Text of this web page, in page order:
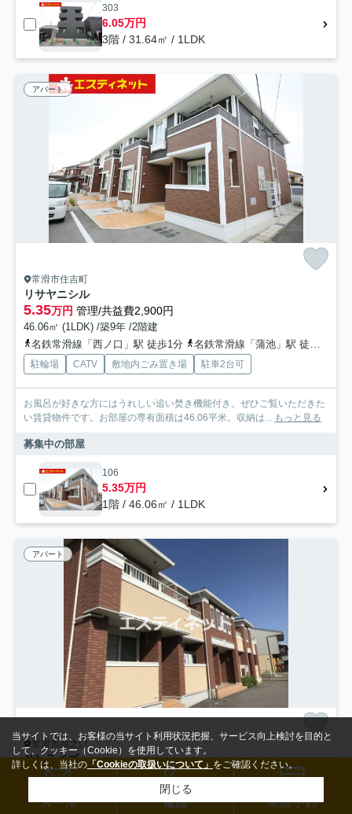
303
6.05万円
3階 / 31.64㎡ / 1LDK
アパート
常滑市住吉町
リサヤニシル
5.35万円 管理/共益費2,900円
46.06㎡ (1LDK) /築9年 /2階建
名鉄常滑線「西ノ口」駅 徒歩1分
名鉄常滑線「蒲池」駅 徒歩16分
駐輪場 CATV 敷地内ごみ置き場 駐車2台可
お風呂が好きな方にはうれしい追い焚き機能付き。ぜひご覧いただきた
い賃貸物件です。お部屋の専有面積は46.06平米。収納は... もっと見る
募集中の部屋
106
5.35万円
1階 / 46.06㎡ / 1LDK
アパート
常滑市西之口
サンライズ
5.85万円管理/共益費5,000円
58.95㎡ (2LDK) /築15年 /2階建
名鉄常滑線「大野町」駅 徒歩7分
名鉄常滑線「西ノ口」駅 徒歩13分
メール 電話 来店予約
当サイトでは、お客様の当サイト利用状況把握、サービス向上検討を目的と
して、クッキー（Cookie）を使用しています。
詳しくは、当社の 「Cookieの取扱いについて」 をご確認ください。
閉じる